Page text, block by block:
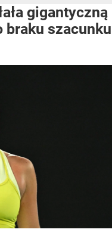
gigantyczną
braku szacunku